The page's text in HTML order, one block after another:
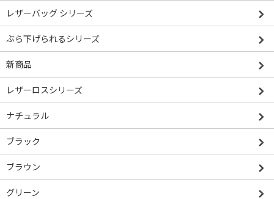
レザーバッグ シリーズ
ぶら下げられるシリーズ
新商品
レザーロスシリーズ
ナチュラル
ブラック
ブラウン
グリーン